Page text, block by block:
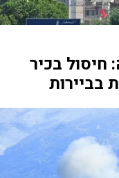
חיסול בכיר
בביירות